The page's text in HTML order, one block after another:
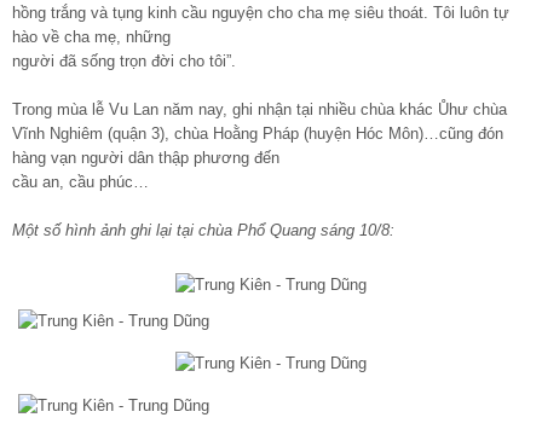
hồng trắng và tụng kinh cầu nguyện cho cha mẹ siêu thoát. Tôi luôn tự
hào về cha mẹ, những
người đã sống trọn đời cho tôi”.
Trong mùa lễ Vu Lan năm nay, ghi nhận tại nhiều chùa khác Ůhư chùa
Vĩnh Nghiêm (quận 3), chùa Hoằng Pháp (huyện Hóc Môn)…cũng đón
hàng vạn người dân thập phương đến
cầu an, cầu phúc…
Một số hình ảnh ghi lại tại chùa Phổ Quang sáng 10/8: